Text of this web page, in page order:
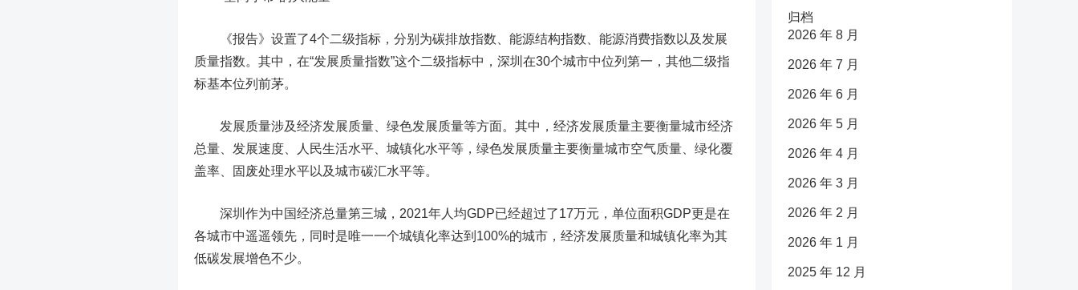
《报告》设置了4个二级指标，分别为碳排放指数、能源结构指数、能源消费指数以及发展
质量指数。其中，在“发展质量指数”这个二级指标中，深圳在30个城市中位列第一，其他二级指
标基本位列前茅。
发展质量涉及经济发展质量、绿色发展质量等方面。其中，经济发展质量主要衡量城市经济
总量、发展速度、人民生活水平、城镇化水平等，绿色发展质量主要衡量城市空气质量、绿化覆
盖率、固废处理水平以及城市碳汇水平等。
深圳作为中国经济总量第三城，2021年人均GDP已经超过了17万元，单位面积GDP更是在
各城市中遥遥领先，同时是唯一一个城镇化率达到100%的城市，经济发展质量和城镇化率为其
低碳发展增色不少。
归档
2026 年 8 月
2026 年 7 月
2026 年 6 月
2026 年 5 月
2026 年 4 月
2026 年 3 月
2026 年 2 月
2026 年 1 月
2025 年 12 月